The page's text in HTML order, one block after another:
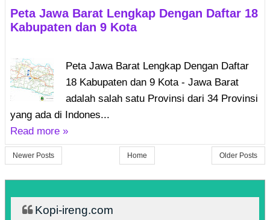
Peta Jawa Barat Lengkap Dengan Daftar 18
Kabupaten dan 9 Kota
Peta Jawa Barat Lengkap Dengan Daftar
18 Kabupaten dan 9 Kota - Jawa Barat
adalah salah satu Provinsi dari 34 Provinsi
yang ada di Indones...
Read more »
Newer Posts Older Posts
Home
Kopi-ireng.com